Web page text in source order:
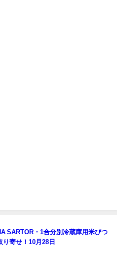
SARTOR・1合分別冷蔵庫用米びつ
り寄せ！10月28日